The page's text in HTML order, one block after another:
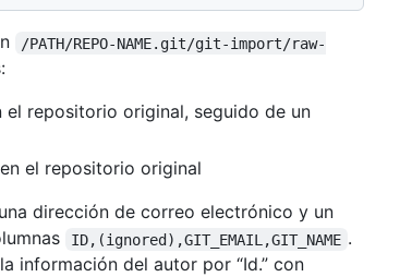
/PATH/REPO-NAME.git/git-import/raw-
repositorio original, seguido de un
el repositorio original
dirección de correo electrónico y un
ID,(ignored),GIT_EMAIL,GIT_NAME .
información del autor por “Id.” con